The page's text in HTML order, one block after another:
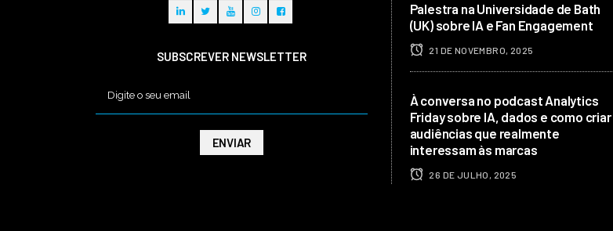
SUBSCREVER NEWSLETTER
Palestra na Universidade de Bath
(UK) sobre IA e Fan Engagement
21 DE NOVEMBRO, 2025
À conversa no podcast Analytics
Friday sobre IA, dados e como criar
audiências que realmente
interessam às marcas
26 DE JULHO, 2025